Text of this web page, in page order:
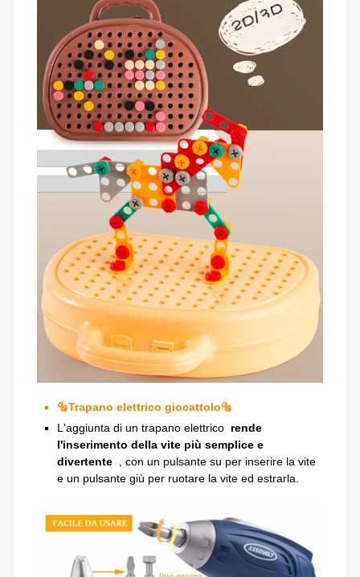
🔩Trapano elettrico giocattolo🔩
L'aggiunta di un trapano elettrico rende
l'inserimento della vite più semplice e
divertente , con un pulsante su per inserire la vite
e un pulsante giù per ruotare la vite ed estrarla.